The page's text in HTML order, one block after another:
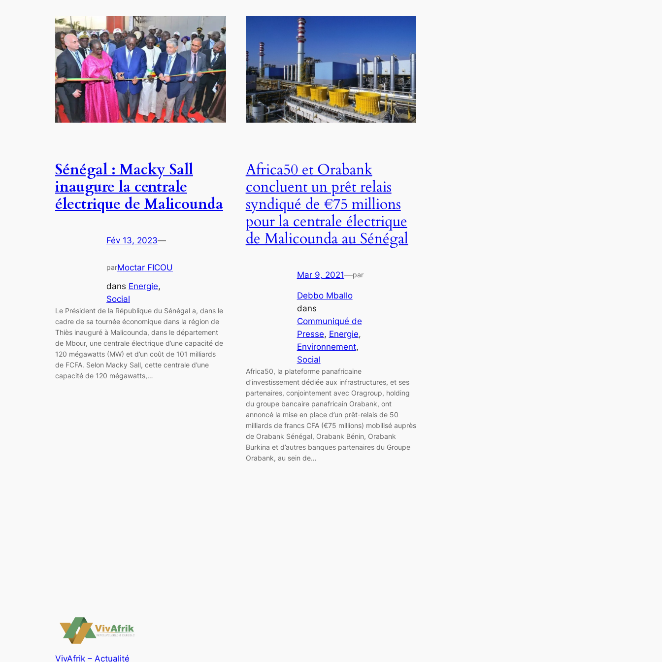
Sénégal : Macky Sall
inaugure la centrale
électrique de Malicounda
Fév 13, 2023—
parMoctar FICOU
dans Energie
Social
Le Président de la République du Sénégal a, dans le
cadre de sa tournée économique dans la région de
Thiès inauguré à Malicounda, dans le département
de Mbour, une centrale électrique d’une capacité de
120 mégawatts (MW) et d’un coût de 101 milliards
de FCFA. Selon Macky Sall, cette centrale d’une
capacité de 120 mégawatts,…
Africa50 et Orabank
concluent un prêt relais
syndiqué de €75 millions
pour la centrale électrique
de Malicounda au Sénégal
Mar 9, 2021—par
Debbo Mballo
dans
Communiqué de
Presse, Energie
Environnement
Social
Africa50, la plateforme panafricaine
d’investissement dédiée aux infrastructures, et ses
partenaires, conjointement avec Oragroup, holding
du groupe bancaire panafricain Orabank, ont
annoncé la mise en place d’un prêt-relais de 50
milliards de francs CFA (€75 millions) mobilisé auprès
de Orabank Sénégal, Orabank Bénin, Orabank
Burkina et d’autres banques partenaires du Groupe
Orabank, au sein de…
VivAfrik – Actualité